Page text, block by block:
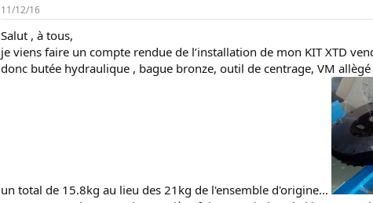
11/12/16
Salut , à tous,
je viens faire un compte rendue de l’installation de mon KIT XTD
donc butée hydraulique , bague bronze, outil de centrage, VM
un total de 15.8kg au lieu des 21kg de l'ensemble d'origine...